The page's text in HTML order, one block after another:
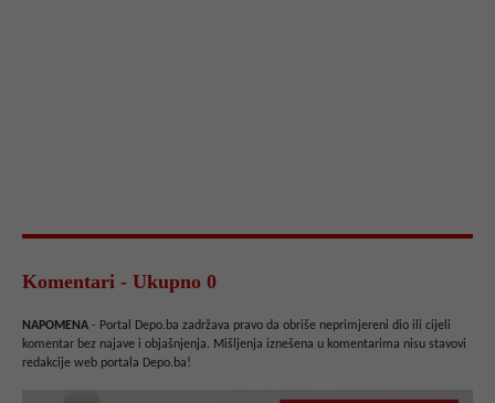
Komentari - Ukupno 0
NAPOMENA - Portal Depo.ba zadržava pravo da obriše neprimjereni dio ili cijeli
komentar bez najave i objašnjenja. Mišljenja iznešena u komentarima nisu stavovi
redakcije web portala Depo.ba!